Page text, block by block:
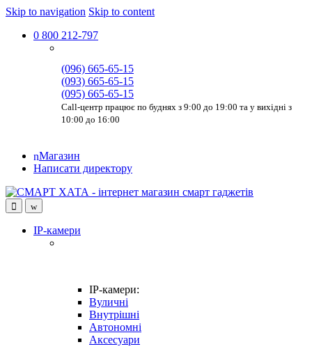
Skip to navigation Skip to content
0 800 212-797
(096) 665-65-15
(093) 665-65-15
(095) 665-65-15
Call-центр працює по буднях з 9:00 до 19:00 та у вихідні з
10:00 до 16:00
Магазин
Написати директору
IP-камери
IP-камери:
Вуличні
Внутрішні
Автономні
Аксесуари